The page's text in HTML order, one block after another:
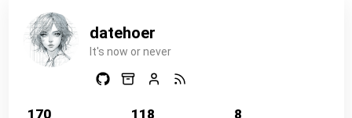
datehoer
It's now or never
170 118 8